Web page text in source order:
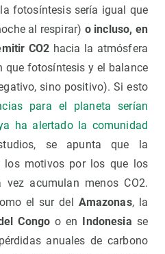
fotosíntesis sería igual que
al respirar) o incluso, en
CO2 hacia la atmósfera
que fotosíntesis y el balance
sino positivo). Si esto
para el planeta serían
ha alertado la comunidad
se apunta que la
los motivos por los que los
vez acumulan menos CO2.
el sur del Amazonas, la
Congo o en Indonesia se
anuales de carbono